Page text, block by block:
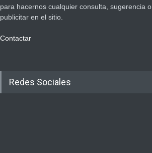
para hacernos cualquier consulta, sugerencia o
publicitar en el sitio.
Contactar
Redes Sociales